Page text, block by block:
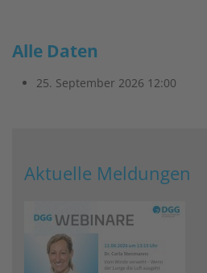
Alle Daten
25. September 2026 12:00
Aktuelle Meldungen